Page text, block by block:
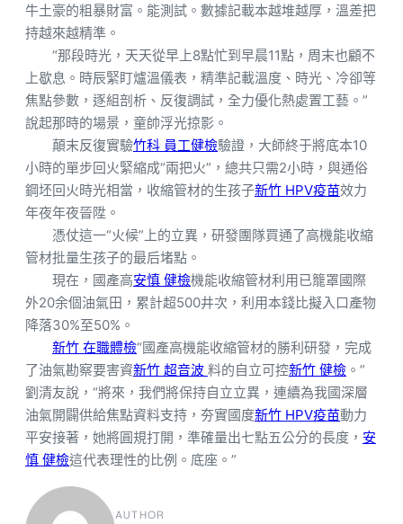
牛土豪的粗暴財富。能測試。數據記載本越堆越厚，溫差把
持越來越精準。
“那段時光，天天從早上8點忙到早晨11點，周末也顧不
上歇息。時辰緊盯爐溫儀表，精準記載溫度、時光、冷卻等
焦點參數，逐組剖析、反復調試，全力優化熱處置工藝。”
說起那時的場景，童帥浮光掠影。
顛末反復實驗竹科 員工健檢驗證，大師終于將底本10
小時的單步回火緊縮成“兩把火”，總共只需2小時，與通俗
鋼坯回火時光相當，收縮管材的生孩子新竹 HPV疫苗效力
年夜年夜晉陞。
憑仗這一“火候”上的立異，研發團隊買通了高機能收縮
管材批量生孩子的最后堵點。
現在，國產高安慎 健檢機能收縮管材利用已籠罩國際
外20余個油氣田，累計超500井次，利用本錢比擬入口產物
降落30%至50%。
新竹 在職體檢“國產高機能收縮管材的勝利研發，完成
了油氣勘察要害資新竹 超音波 料的自立可控新竹 健檢 。”
劉清友說，“將來，我們將保持自立立異，連續為我國深層
油氣開闢供給焦點資料支持，夯實國度新竹 HPV疫苗動力
平安接著，她將圓規打開，準確量出七點五公分的長度， 安
慎 健檢這代表理性的比例。底座。”
AUTHOR